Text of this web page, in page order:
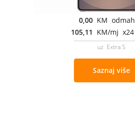
0,00 KM odmah
105,11 KM/mj x24
uz Extra S
Saznaj više